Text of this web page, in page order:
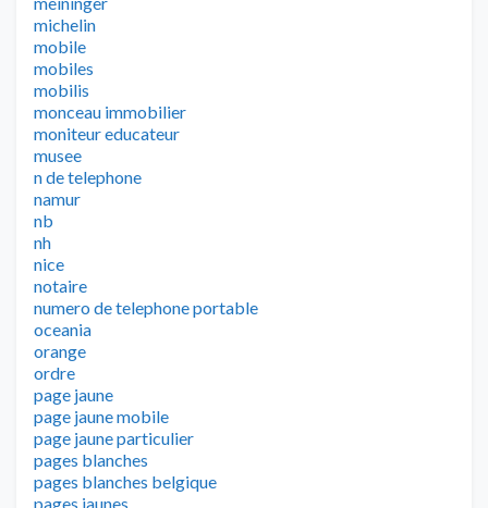
michelin
mobile
mobiles
mobilis
monceau immobilier
moniteur educateur
musee
n de telephone
namur
nb
nh
nice
notaire
numero de telephone portable
oceania
orange
ordre
page jaune
page jaune mobile
page jaune particulier
pages blanches
pages blanches belgique
pages jaunes